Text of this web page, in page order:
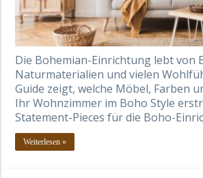
Die Bohemian-Einrichtung lebt von
Naturmaterialien und vielen
Guide zeigt, welche Möbel, Farben
Ihr Wohnzimmer im Boho Style
Statement-Pieces für die Boho-
Weiterlesen »